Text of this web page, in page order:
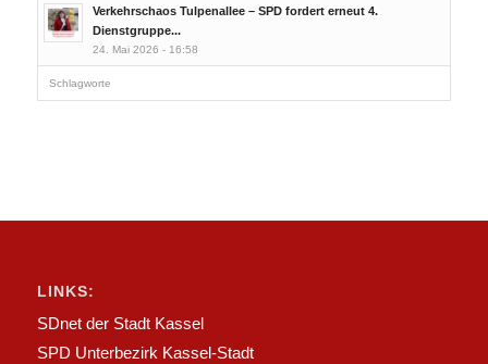
Verkehrschaos Tulpenallee – SPD fordert erneut 4.
Dienstgruppe...
24. Mai 2026 - 16:58
Schlagworte
LINKS:
SDnet der Stadt Kassel
SPD Unterbezirk Kassel-Stadt